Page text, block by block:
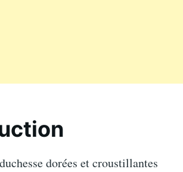
dorées et croustillantes